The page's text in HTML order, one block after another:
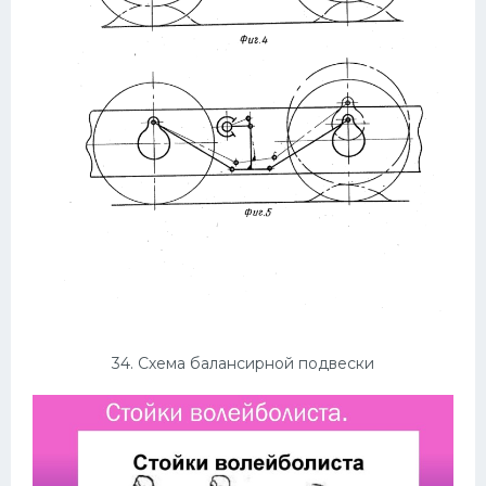
34. Схема балансирной подвески